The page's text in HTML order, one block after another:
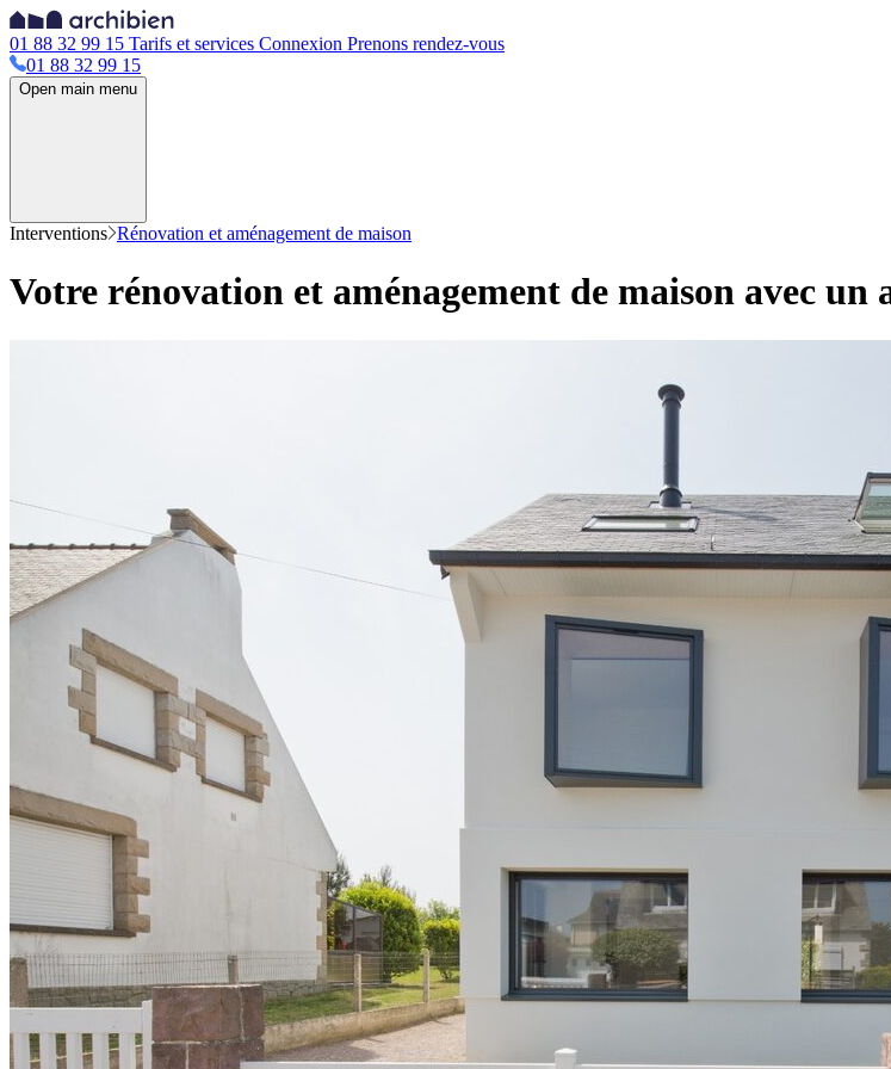
01 88 32 99 15 Tarifs et services Connexion Prenons rendez-vous
01 88 32 99 15
Open main menu
Interventions Rénovation et aménagement de maison
Votre rénovation et aménagement de maison avec un